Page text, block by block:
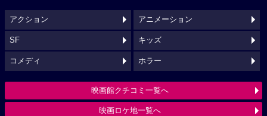
アクション アニメーション
SF キッズ
コメディ ホラー
映画館クチコミ一覧へ
映画ロケ地一覧へ